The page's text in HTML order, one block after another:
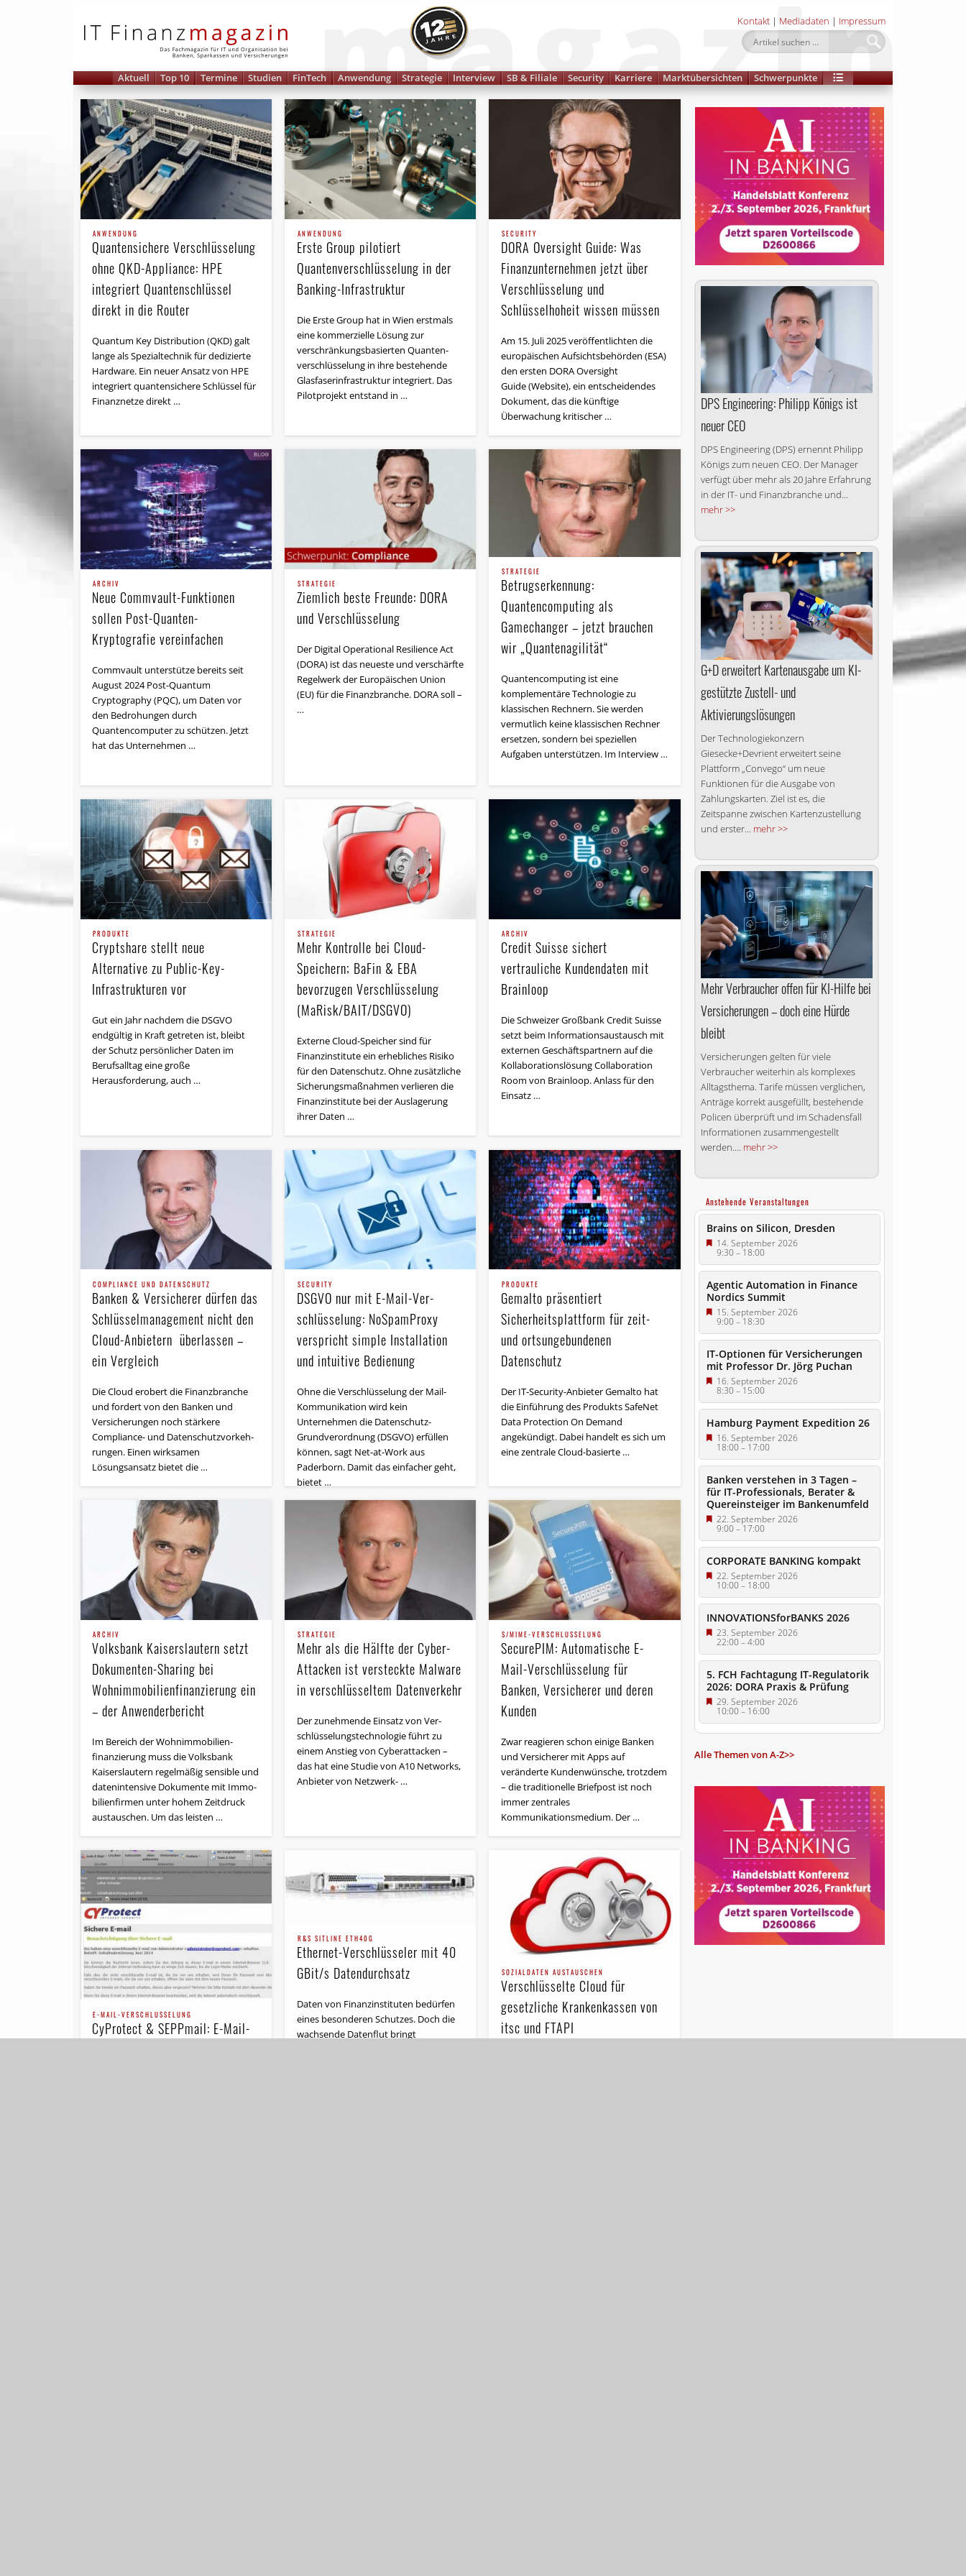
Kontakt | Mediadaten | Impressum
Aktuell Top 10 Termine Studien FinTech Anwendung Strategie Interview SB & Filiale Security Karriere Marktübersichten Schwerpunkte
ANWENDUNG
Quantensichere Verschlüsselung
ohne QKD-Appliance: HPE
integriert Quantenschlüssel
direkt in die Router
Quantum Key Distribution (QKD) galt
lange als Spezialtechnik für dedizierte
Hardware. Ein neuer Ansatz von HPE
integriert quantensichere Schlüssel für
Finanznetze direkt …
ANWENDUNG
Erste Group pilotiert
Quantenverschlüsselung in der
Banking-Infrastruktur
Die Erste Group hat in Wien erstmals
eine kommerzielle Lösung zur
verschränkungsbasierten Quanten­
verschlüsselung in ihre bestehende
Glasfaserinfrastruktur integriert. Das
Pilotprojekt entstand in …
SECURITY
DORA Oversight Guide: Was
Finanzunternehmen jetzt über
Verschlüsselung und
Schlüsselhoheit wissen müssen
Am 15. Juli 2025 veröffentlichten die
europäischen Aufsichtsbehörden (ESA)
den ersten DORA Oversight
Guide (Website), ein entscheidendes
Dokument, das die künftige
Überwachung kritischer …
ARCHIV
Neue Commvault-Funktionen
sollen Post-Quanten-
Kryptografie vereinfachen
Commvault unterstütze bereits seit
August 2024 Post-Quantum
Cryptography (PQC), um Daten vor
den Bedrohungen durch
Quantencomputer zu schützen. Jetzt
hat das Unternehmen …
STRATEGIE
Ziemlich beste Freunde: DORA
und Verschlüsselung
Der Digital Operational Resilience Act
(DORA) ist das neueste und verschärfte
Regelwerk der Europäischen Union
(EU) für die Finanzbranche. DORA soll –
…
STRATEGIE
Betrugserkennung:
Quantencomputing als
Gamechanger – jetzt brauchen
wir „Quantenagilität“
Quantencomputing ist eine
komplementäre Technologie zu
klassischen Rechnern. Sie werden
vermutlich keine klassischen Rechner
ersetzen, sondern bei speziellen
Aufgaben unterstützen. Im Interview …
PRODUKTE
Cryptshare stellt neue
Alternative zu Public-Key-
Infrastrukturen vor
Gut ein Jahr nachdem die DSGVO
endgültig in Kraft getreten ist, bleibt
der Schutz persönlicher Daten im
Berufsalltag eine große
Herausforderung, auch …
STRATEGIE
Mehr Kontrolle bei Cloud-
Speichern; BaFin & EBA
bevorzugen Verschlüsselung
(MaRisk/BAIT/DSGVO)
Externe Cloud-Speicher sind für
Finanzinstitute ein erhebliches Risiko
für den Datenschutz. Ohne zusätzliche
Sicherungsmaßnahmen verlieren die
Finanzinstitute bei der Auslagerung
ihrer Daten …
ARCHIV
Credit Suisse sichert
vertrauliche Kundendaten mit
Brainloop
Die Schweizer Großbank Credit Suisse
setzt beim Informationsaustausch mit
externen Geschäftspartnern auf die
Kollaborationslösung Collaboration
Room von Brainloop. Anlass für den
Einsatz …
COMPLIANCE UND DATENSCHUTZ
Banken & Versicherer dürfen das
Schlüssel­management nicht den
Cloud-Anbietern überlassen –
ein Vergleich
Die Cloud erobert die Finanzbranche
und fordert von den Banken und
Versicherungen noch stärkere
Compliance- und Da­ten­schutz­vor­keh­
run­gen. Einen wirksamen
Lösungsansatz bietet die …
SECURITY
DSGVO nur mit E-Mail-Ver­
schlüs­sel­ung: NoSpamProxy
verspricht simple Installation
und intuitive Bedienung
Ohne die Verschlüsselung der Mail-
Kommunikation wird kein
Unternehmen die Datenschutz-
Grundverordnung (DSGVO) erfüllen
können, sagt Net-at-Work aus
Paderborn. Damit das einfacher geht,
bietet …
PRODUKTE
Gemalto präsentiert
Sicherheitsplattform für zeit-
und ortsungebundenen
Datenschutz
Der IT-Security-Anbieter Gemalto hat
die Einführung des Produkts SafeNet
Data Protection On Demand
angekündigt. Dabei handelt es sich um
eine zentrale Cloud-basierte …
ARCHIV
Volksbank Kaiserslautern setzt
Dokumenten-Sharing bei
Wohnimmobilienfinanzierung ein
– der Anwenderbericht
Im Bereich der Wohn­immo­bi­lien­
finanzierung muss die Volksbank
Kaiserslautern regelmäßig sensible und
datenintensive Dokumente mit Immo­
bi­lien­firmen unter hohem Zeitdruck
austauschen. Um das leisten …
STRATEGIE
Mehr als die Hälfte der Cyber-
Attacken ist versteckte Malware
in verschlüsseltem Datenverkehr
Der zunehmende Einsatz von Ver­
schlüs­selungs­tech­nologie führt zu
einem Anstieg von Cyberattacken –
das hat eine Studie von A10 Networks,
Anbieter von Netzwerk- …
S/MIME-VERSCHLÜSSELUNG
SecurePIM: Automatische E-
Mail-Verschlüsselung für
Banken, Versicherer und deren
Kunden
Zwar reagieren schon einige Banken
und Versicherer mit Apps auf
veränderte Kunden­wünsche, trotzdem
– die traditionelle Briefpost ist noch
immer zentrales
Kommunikationsmedium. Der …
E-MAIL-VERSCHLÜSSELUNG
CyProtect & SEPPmail: E-Mail-
R&S SIT­LINE ETH40G
Ethernet-Verschlüsseler mit 40
GBit/s Datendurchsatz
Daten von Finanzinstituten bedürfen
eines besonderen Schutzes. Doch die
wachsende Datenflut bringt
SOZIALDATEN AUSTAUSCHEN
Verschlüsselte Cloud für
gesetzliche Krankenkassen von
itsc und FTAPI
DPS Engineering: Philipp Königs ist
neuer CEO
DPS Engineering (DPS) ernennt Philipp
Königs zum neuen CEO. Der Manager
verfügt über mehr als 20 Jahre Erfahrung
in der IT- und Finanzbranche und...
mehr >>
G+D erweitert Kartenausgabe um KI-
gestützte Zustell- und
Aktivierungslösungen
Der Technologiekonzern
Giesecke+Devrient erweitert seine
Plattform „Convego“ um neue
Funktionen für die Ausgabe von
Zahlungskarten. Ziel ist es, die
Zeitspanne zwischen Kartenzustellung
und erster... mehr >>
Mehr Verbraucher offen für KI-Hilfe bei
Versicherungen – doch eine Hürde
bleibt
Versicherungen gelten für viele
Verbraucher weiterhin als komplexes
Alltagsthema. Tarife müssen verglichen,
Anträge korrekt ausgefüllt, bestehende
Policen überprüft und im Schadensfall
Informationen zusammengestellt
werden.... mehr >>
Anstehende Veranstaltungen
Brains on Silicon, Dresden
14. September 2026
9:30–18:00
Agentic Automation in Finance
Nordics Summit
15. September 2026
9:00–18:30
IT-Optionen für Versicherungen
mit Professor Dr. Jörg Puchan
16. September 2026
8:30–15:00
Hamburg Payment Expedition 26
16. September 2026
18:00– 17:00
Banken verstehen in 3 Tagen –
für IT-Professionals, Berater &
Quereinsteiger im Bankenumfeld
22. September 2026
9:00–17:00
CORPORATE BANKING kompakt
22. September 2026
10:00– 18:00
INNOVATIONSforBANKS 2026
23. September 2026
22:00–4:00
5. FCH Fachtagung IT-Regulatorik
2026: DORA Praxis & Prüfung
29. September 2026
10:00– 16:00
Alle Themen von A-Z>>